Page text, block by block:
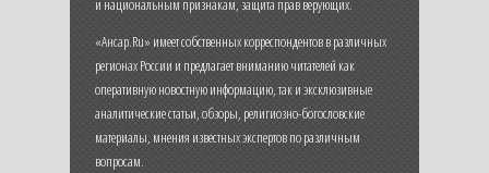
и национальным признакам, защита прав верующих.
«Ансар.Ru» имеет собственных корреспондентов в различных
регионах России и предлагает вниманию читателей как
оперативную новостную информацию, так и эксклюзивные
аналитические статьи, обзоры, религиозно-богословские
материалы, мнения известных экспертов по различным
вопросам.